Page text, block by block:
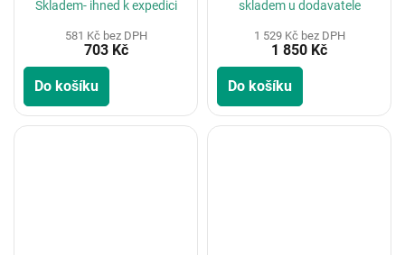
Skladem- ihned k expedici
581 Kč bez DPH
703 Kč
Do košíku
skladem u dodavatele
1 529 Kč bez DPH
1 850 Kč
Do košíku